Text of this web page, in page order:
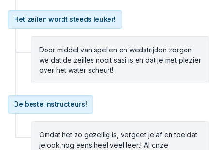
Het zeilen wordt steeds leuker!
Door middel van spellen en wedstrijden zorgen
we dat de zeilles nooit saai is en dat je met plezier
over het water scheurt!
De beste instructeurs!
Omdat het zo gezellig is, vergeet je af en toe dat
je ook nog eens heel veel leert! Al onze